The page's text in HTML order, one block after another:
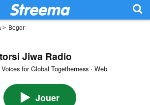
> Bogor
Jiwa Radio
for Global Togetherness · Web
Jouer